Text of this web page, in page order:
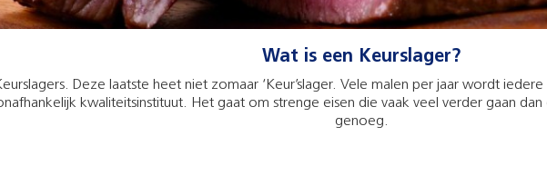
Wat is een Keurslager?
Deze laatste heet niet zomaar ‘Keur’slager. Vele malen per jaar wordt
kwaliteitsinstituut. Het gaat om strenge eisen die vaak veel verder gaan
genoeg.